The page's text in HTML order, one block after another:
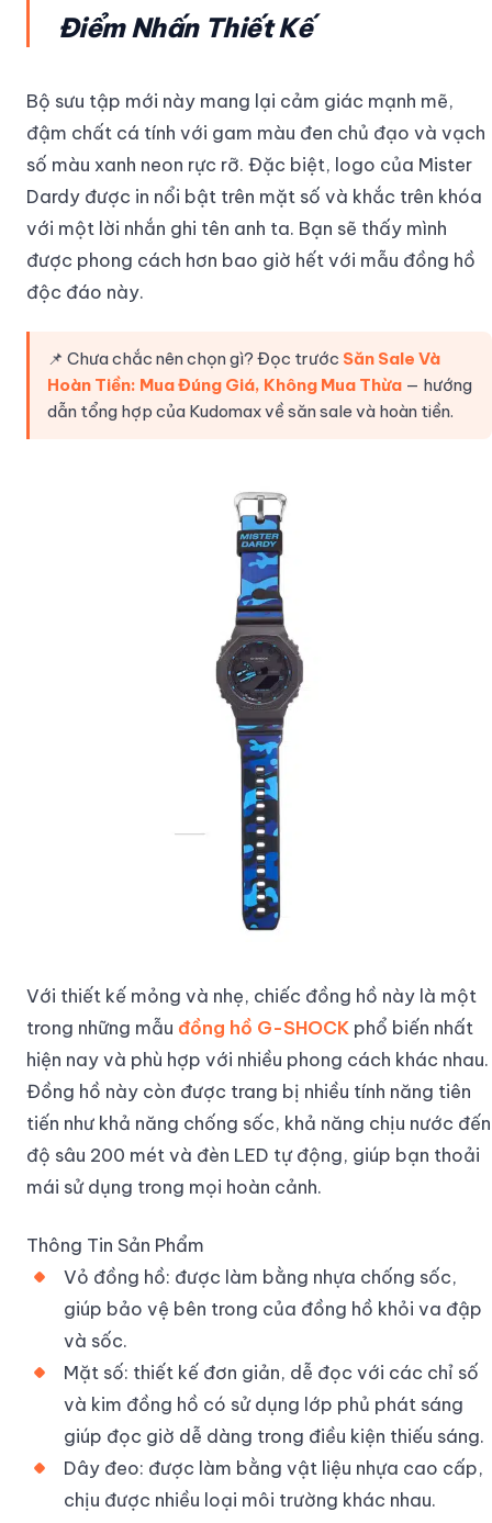
Điểm Nhấn Thiết Kế
Bộ sưu tập mới này mang lại cảm giác mạnh mẽ,
đậm chất cá tính với gam màu đen chủ đạo và vạch
số màu xanh neon rực rỡ. Đặc biệt, logo của Mister
Dardy được in nổi bật trên mặt số và khắc trên khóa
với một lời nhắn ghi tên anh ta. Bạn sẽ thấy mình
được phong cách hơn bao giờ hết với mẫu đồng hồ
độc đáo này.
📌 Chưa chắc nên chọn gì? Đọc trước Săn Sale Và
Hoàn Tiền: Mua Đúng Giá, Không Mua Thừa — hướng
dẫn tổng hợp của Kudomax về săn sale và hoàn tiền.
Với thiết kế mỏng và nhẹ, chiếc đồng hồ này là một
trong những mẫu đồng hồ G-SHOCK phổ biến nhất
hiện nay và phù hợp với nhiều phong cách khác nhau.
Đồng hồ này còn được trang bị nhiều tính năng tiên
tiến như khả năng chống sốc, khả năng chịu nước đến
độ sâu 200 mét và đèn LED tự động, giúp bạn thoải
mái sử dụng trong mọi hoàn cảnh.
Thông Tin Sản Phẩm
Vỏ đồng hồ: được làm bằng nhựa chống sốc,
giúp bảo vệ bên trong của đồng hồ khỏi va đập
và sốc.
Mặt số: thiết kế đơn giản, dễ đọc với các chỉ số
và kim đồng hồ có sử dụng lớp phủ phát sáng
giúp đọc giờ dễ dàng trong điều kiện thiếu sáng.
Dây đeo: được làm bằng vật liệu nhựa cao cấp,
chịu được nhiều loại môi trường khác nhau.